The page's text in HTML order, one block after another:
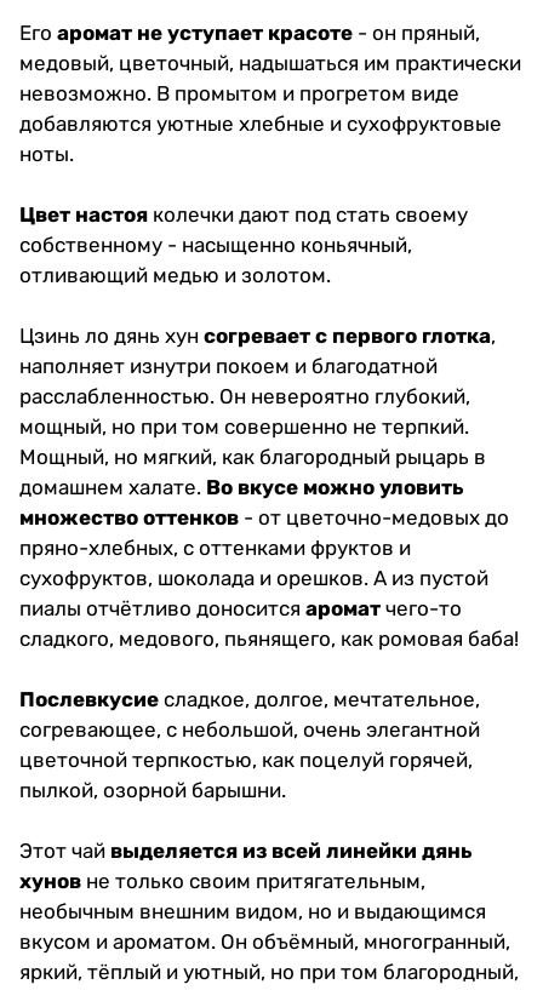
Его аромат не уступает красоте - он пряный,
медовый, цветочный, надышаться им практически
невозможно. В промытом и прогретом виде
добавляются уютные хлебные и сухофруктовые
ноты.
Цвет настоя колечки дают под стать своему
собственному - насыщенно коньячный,
отливающий медью и золотом.
Цзинь ло дянь хун согревает с первого глотка,
наполняет изнутри покоем и благодатной
расслабленностью. Он невероятно глубокий,
мощный, но при том совершенно не терпкий.
Мощный, но мягкий, как благородный рыцарь в
домашнем халате. Во вкусе можно уловить
множество оттенков - от цветочно-медовых до
пряно-хлебных, с оттенками фруктов и
сухофруктов, шоколада и орешков. А из пустой
пиалы отчётливо доносится аромат чего-то
сладкого, медового, пьянящего, как ромовая баба!
Послевкусие сладкое, долгое, мечтательное,
согревающее, с небольшой, очень элегантной
цветочной терпкостью, как поцелуй горячей,
пылкой, озорной барышни.
Этот чай выделяется из всей линейки дянь
хунов не только своим притягательным,
необычным внешним видом, но и выдающимся
вкусом и ароматом. Он объёмный, многогранный,
яркий, тёплый и уютный, но при том благородный,